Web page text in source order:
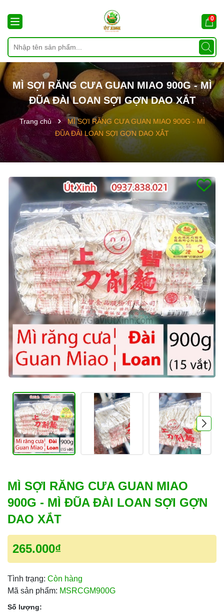
0
MÌ SỢI RĂNG CƯA GUAN MIAO 900G - MÌ
ĐŨA ĐÀI LOAN SỢI GỢN DAO XẮT
Trang chủ
MÌ SỢI RĂNG CƯA GUAN MIAO 900G - MÌ
ĐŨA ĐÀI LOAN SỢI GỢN DAO XẮT
MÌ SỢI RĂNG CƯA GUAN MIAO
900G - MÌ ĐŨA ĐÀI LOAN SỢI GỢN
DAO XẮT
265.000₫
Tình trạng: Còn hàng
Mã sản phẩm: MSRCGM900G
Số lượng: